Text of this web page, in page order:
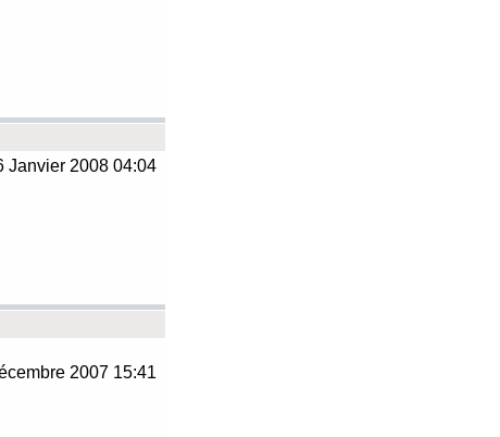
Janvier 2008 04:04
2007 15:41